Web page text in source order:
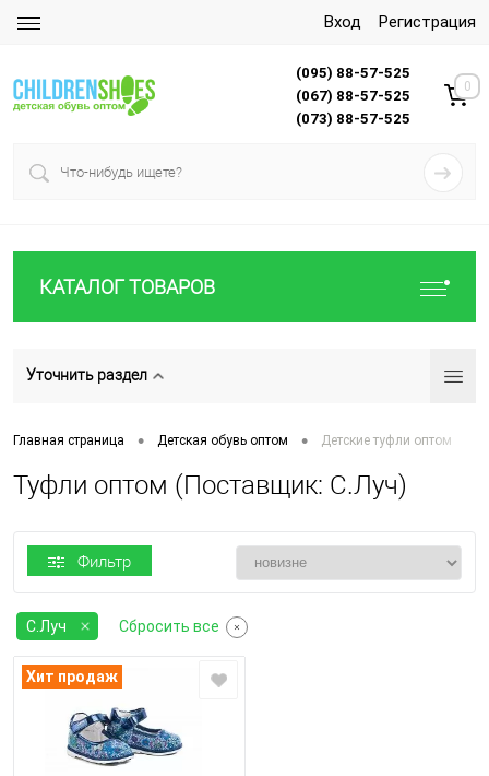
Вход Регистрация
(095) 88-57-525
(067) 88-57-525
(073) 88-57-525
0
КАТАЛОГ ТОВАРОВ
Уточнить раздел
Главная страница • Детская обувь оптом • Детские туфли оптом
Туфли оптом (Поставщик: С.Луч)
Фильтр
С.Луч Сбросить все
Хит продаж